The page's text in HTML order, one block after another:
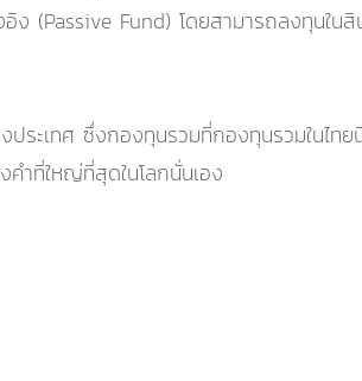
Fund) โดยสามารถลงทุนในสิ
ระเทศ ซึ่งกองทุนรวมที่กองทุนรวมในไท
ำที่ใหญ่ที่สุดในโลกนั่นเอง